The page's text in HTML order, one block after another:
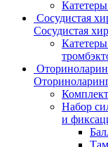
Сосудистая
Сосудистая
Набор
и